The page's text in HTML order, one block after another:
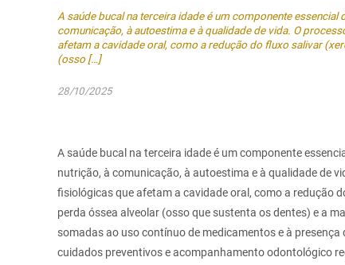
A saúde bucal na terceira idade é um componente
comunicação, à autoestima e à qualidade de vida. O
afetam a cavidade oral, como a redução do fluxo salivar
(osso […]
28/10/2025
A saúde bucal na terceira idade é um componente
nutrição, à comunicação, à autoestima e à qualidade de
fisiológicas que afetam a cavidade oral, como a redução
perda óssea alveolar (osso que sustenta os dentes) e a
somadas ao uso contínuo de medicamentos e à
cuidados preventivos e acompanhamento odontológico